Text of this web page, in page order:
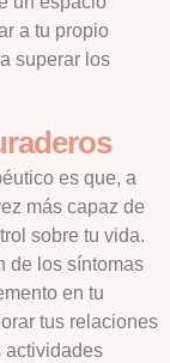
a tu propio
superar los
es que, a
más capaz de
sobre tu vida.
de los síntomas
en tu
tus relaciones
actividades